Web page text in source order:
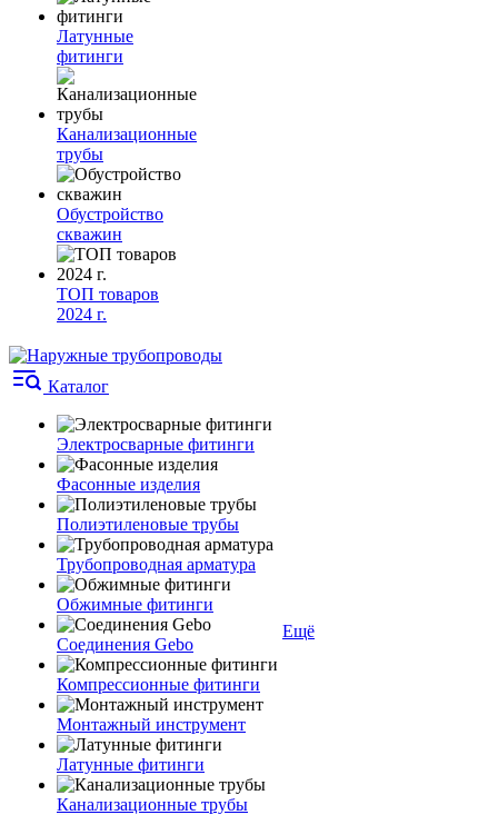
Латунные
фитинги
Канализационные
трубы
Обустройство
скважин
ТОП товаров
2024 г.
Каталог
Электросварные фитинги
Фасонные изделия
Полиэтиленовые трубы
Трубопроводная арматура
Обжимные фитинги
Соединения Gebo
Компрессионные фитинги
Монтажный инструмент
Латунные фитинги
Канализационные трубы
Ещё